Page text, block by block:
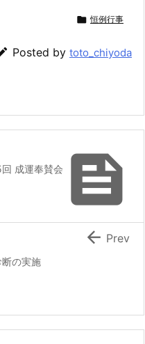
 恒例行事
Posted by toto_chiyoda

成運奉賛会
の実施
 Prev